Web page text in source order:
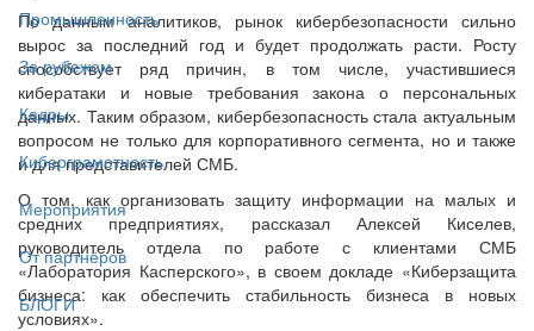
Промышленность
За рубежом
Кадры
Киберграмотность
Мероприятия
От партнёров
БЛОГИ
По данным аналитиков, рынок кибербезопасности сильно
вырос за последний год и будет продолжать расти. Росту
способствует ряд причин, в том числе, участившиеся
кибератаки и новые требования закона о персональных
данных. Таким образом, кибербезопасность стала актуальным
вопросом не только для корпоративного сегмента, но и также
и для представителей СМБ.
О том, как организовать защиту информации на малых и
средних предприятиях, рассказал Алексей Киселев,
руководитель отдела по работе с клиентами СМБ
«Лаборатория Касперского», в своем докладе «Киберзащита
бизнеса: как обеспечить стабильность бизнеса в новых
условиях».